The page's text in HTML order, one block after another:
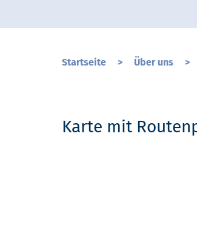
Startseite > Über uns >
Karte mit